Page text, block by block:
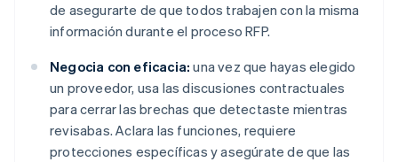
de asegurarte de que todos trabajen con la misma
información durante el proceso RFP.
Negocia con eficacia: una vez que hayas elegido
un proveedor, usa las discusiones contractuales
para cerrar las brechas que detectaste mientras
revisabas. Aclara las funciones, requiere
protecciones específicas y asegúrate de que las